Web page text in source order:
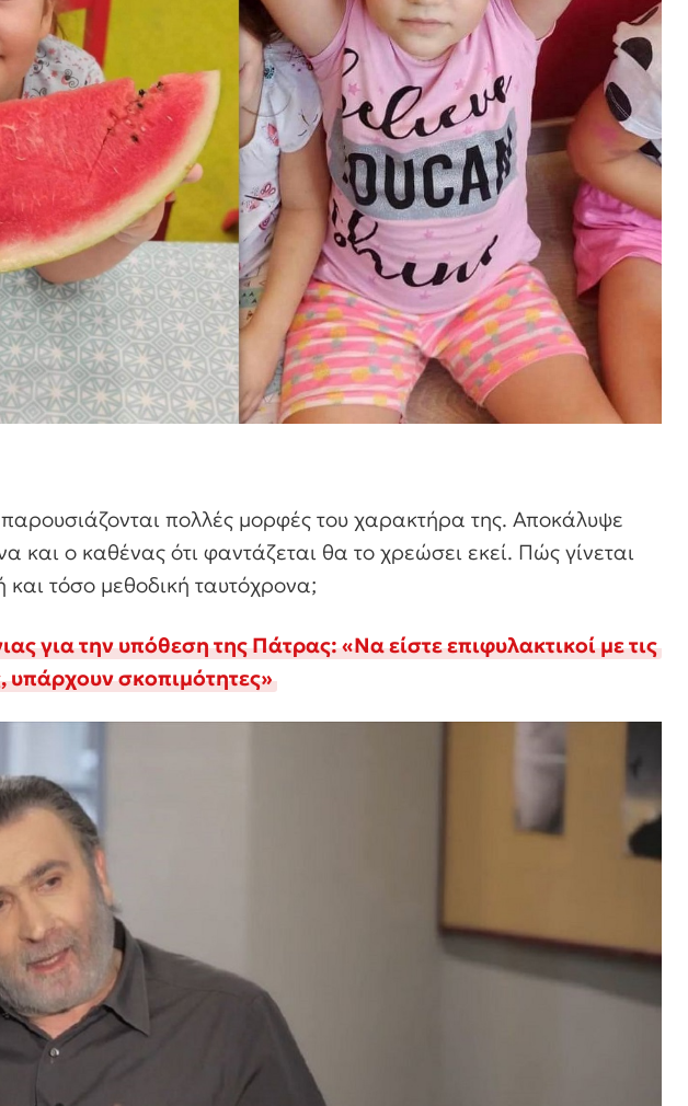
πολλές μορφές του χαρακτήρα της. Αποκάλυψε
και ο καθένας ότι φαντάζεται θα το χρεώσει εκεί. Πώς γίνεται
και τόσο μεθοδική ταυτόχρονα;
για την υπόθεση της Πάτρας: «Να είστε επιφυλακτικοί με τις
υπάρχουν σκοπιμότητες»